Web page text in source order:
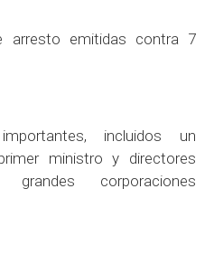
arresto emitidas contra 7
incluidos un
ministro y directores
corporaciones